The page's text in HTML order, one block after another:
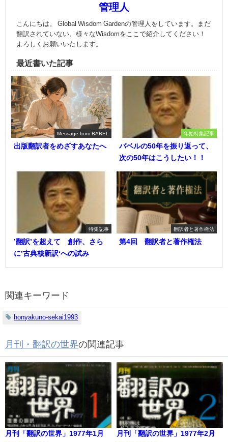
管理人
こんにちは。 Global Wisdom Gardenの管理人をしています。まだ
翻訳されていない、様々なWisdomをここで紹介してください！
よろしくお願いいたします。
最近書いた記事
Message from BABEL
出版翻訳者をめざすあなたへ
年始特集記事
バベルの50年を振り返って、
次の50年はこうしたい！！
特集記事
’翻訳’を超えて 創作、さら
に’古典核新訳‘への試み
翻訳者と著作権法
第4回 翻訳者と著作権法
関連キーワード
honyakuno-sekai1993
月刊・翻訳の世界の関連記事
月刊「翻訳の世界」1977年1月 月刊「翻訳の世界」1977年2月